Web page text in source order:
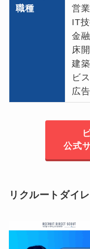
職種
営
IT
金
床
建
ビ
広
公式
リクルートダイ